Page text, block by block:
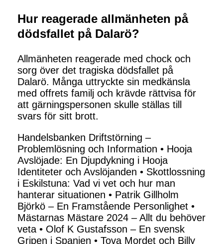
Hur reagerade allmänheten på
dödsfallet på Dalarö?
Allmänheten reagerade med chock och
sorg över det tragiska dödsfallet på
Dalarö. Många uttryckte sin medkänsla
med offrets familj och krävde rättvisa för
att gärningspersonen skulle ställas till
svars för sitt brott.
Handelsbanken Driftstörning –
Problemlösning och Information • Hooja
Avslöjade: En Djupdykning i Hooja
Identiteter och Avslöjanden • Skottlossning
i Eskilstuna: Vad vi vet och hur man
hanterar situationen • Patrik Gillholm
Björkö – En Framstående Personlighet •
Mästarnas Mästare 2024 – Allt du behöver
veta • Olof K Gustafsson – En svensk
Gripen i Spanien • Tova Mordet och Billy